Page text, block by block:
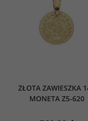
ZŁOTA ZAWIESZKA
MONETA Z5-620